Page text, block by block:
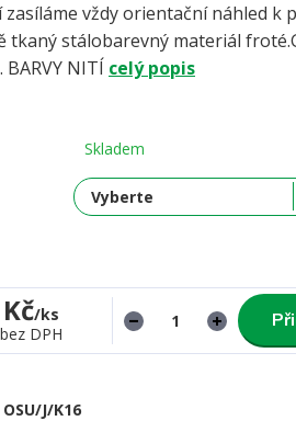
zasíláme vždy orientační náhled k
tkaný stálobarevný materiál
BARVY NITÍ celý popis
Skladem
/ks
bez DPH
OSU/J/K16